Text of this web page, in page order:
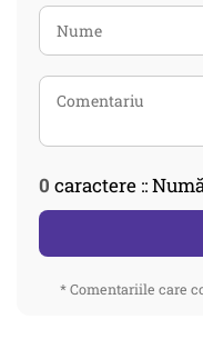
0 caractere ::
* Comentariile care